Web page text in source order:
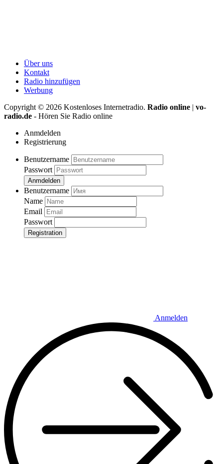
Über uns
Kontakt
Radio hinzufügen
Werbung
Copyright © 2026 Kostenloses Internetradio. Radio online | vo-
radio.de - Hören Sie Radio online
Anmdelden
Registrierung
Benutzername
Passwort
Anmdelden
Benutzername
Name
Email
Passwort
Registration
Anmelden